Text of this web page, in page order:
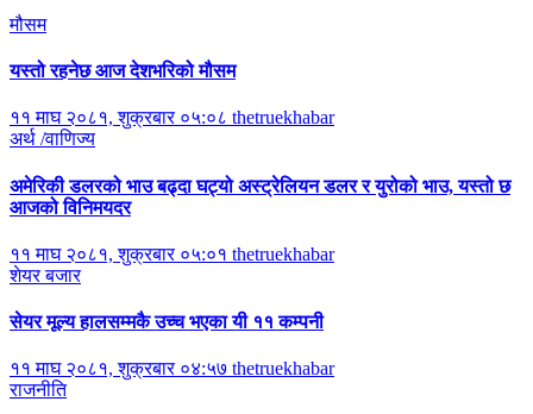
मौसम
यस्तो रहनेछ आज देशभरिको मौसम
११ माघ २०८१, शुक्रबार ०५:०८ thetruekhabar
अर्थ /वाणिज्य
अमेरिकी डलरको भाउ बढ्दा घट्यो अस्ट्रेलियन डलर र युरोको भाउ, यस्तो छ
आजको विनिमयदर
११ माघ २०८१, शुक्रबार ०५:०१ thetruekhabar
शेयर बजार
सेयर मूल्य हालसम्मकै उच्च भएका यी ११ कम्पनी
११ माघ २०८१, शुक्रबार ०४:५७ thetruekhabar
राजनीति